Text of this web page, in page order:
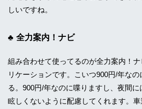
しいですね。
全力案内！ナビ
組み合わせて使ってるのが全力案内！
リケーションです。こいつ900円/年な
る。900円/年なのに喋りますし、夜間
眩しくないように配慮してくれます。